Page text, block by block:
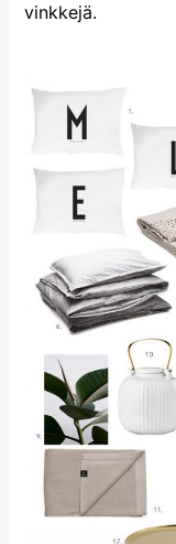
vinkkejä.